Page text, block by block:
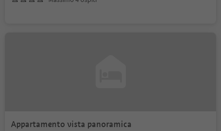
Appartamento vista panoramica